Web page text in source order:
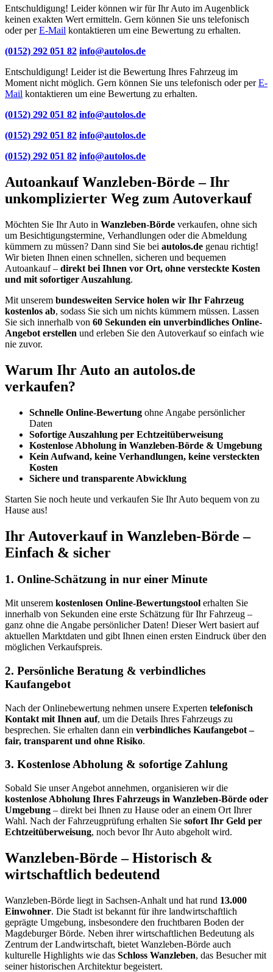
Entschuldigung! Leider können wir für Ihr Auto im Augenblick
keinen exakten Wert ermitteln. Gern können Sie uns telefonisch
oder perE-Mail kontaktieren um eine Bewertung zu erhalten.
(0152) 292 051 82 info@autolos.de
Entschuldigung! Leider ist die Bewertung Ihres Fahrzeug im
Moment nicht möglich. Gern können Sie uns telefonisch oder perE-
Mail kontaktieren um eine Bewertung zu erhalten.
(0152) 292 051 82 info@autolos.de
(0152) 292 051 82 info@autolos.de
(0152) 292 051 82 info@autolos.de
Autoankauf Wanzleben-Börde – Ihr
unkomplizierter Weg zum Autoverkauf
Möchten Sie Ihr Auto in Wanzleben-Börde verkaufen, ohne sich
um Besichtigungstermine, Verhandlungen oder die Abmeldung
kümmern zu müssen? Dann sind Sie bei autolos.de genau richtig!
Wir bieten Ihnen einen schnellen, sicheren und bequemen
Autoankauf – direkt bei Ihnen vor Ort, ohne versteckte Kosten
und mit sofortiger Auszahlung.
Mit unserem bundesweiten Service holen wir Ihr Fahrzeug
kostenlos ab, sodass Sie sich um nichts kümmern müssen. Lassen
Sie sich innerhalb von 60 Sekunden ein unverbindliches Online-
Angebot erstellen und erleben Sie den Autoverkauf so einfach wie
nie zuvor.
Warum Ihr Auto an autolos.de
verkaufen?
Schnelle Online-Bewertung ohne Angabe persönlicher
Daten
Sofortige Auszahlung per Echtzeitüberweisung
Kostenlose Abholung in Wanzleben-Börde & Umgebung
Kein Aufwand, keine Verhandlungen, keine versteckten
Kosten
Sichere und transparente Abwicklung
Starten Sie noch heute und verkaufen Sie Ihr Auto bequem von zu
Hause aus!
Ihr Autoverkauf in Wanzleben-Börde –
Einfach & sicher
1. Online-Schätzung in nur einer Minute
Mit unserem kostenlosen Online-Bewertungstool erhalten Sie
innerhalb von Sekunden eine erste Schätzung für Ihr Fahrzeug –
ganz ohne die Angabe persönlicher Daten! Dieser Wert basiert auf
aktuellen Marktdaten und gibt Ihnen einen ersten Eindruck über den
möglichen Verkaufspreis.
2. Persönliche Beratung & verbindliches
Kaufangebot
Nach der Onlinebewertung nehmen unsere Experten telefonisch
Kontakt mit Ihnen auf, um die Details Ihres Fahrzeugs zu
besprechen. Sie erhalten dann ein verbindliches Kaufangebot –
fair, transparent und ohne Risiko.
3. Kostenlose Abholung & sofortige Zahlung
Sobald Sie unser Angebot annehmen, organisieren wir die
kostenlose Abholung Ihres Fahrzeugs in Wanzleben-Börde oder
Umgebung – direkt bei Ihnen zu Hause oder an einem Ort Ihrer
Wahl. Nach der Fahrzeugprüfung erhalten Sie sofort Ihr Geld per
Echtzeitüberweisung, noch bevor Ihr Auto abgeholt wird.
Wanzleben-Börde – Historisch &
wirtschaftlich bedeutend
Wanzleben-Börde liegt in Sachsen-Anhalt und hat rund 13.000
Einwohner. Die Stadt ist bekannt für ihre landwirtschaftlich
geprägte Umgebung, insbesondere den fruchtbaren Boden der
Magdeburger Börde. Neben ihrer wirtschaftlichen Bedeutung als
Zentrum der Landwirtschaft, bietet Wanzleben-Börde auch
kulturelle Highlights wie das Schloss Wanzleben, das Besucher mit
seiner historischen Architektur begeistert.